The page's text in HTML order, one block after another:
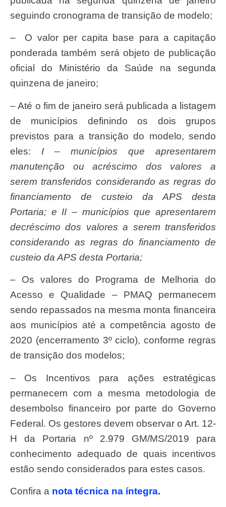
seguindo cronograma de transição de modelo;
– O valor per capita base para a capitação
ponderada também será objeto de publicação
oficial do Ministério da Saúde na segunda
quinzena de janeiro;
– Até o fim de janeiro será publicada a listagem
de municípios definindo os dois grupos
previstos para a transição do modelo, sendo
eles: I – municípios que apresentarem
manutenção ou acréscimo dos valores a
serem transferidos considerando as regras do
financiamento de custeio da APS desta
Portaria; e II – municípios que apresentarem
decréscimo dos valores a serem transferidos
considerando as regras do financiamento de
custeio da APS desta Portaria;
– Os valores do Programa de Melhoria do
Acesso e Qualidade – PMAQ permanecem
sendo repassados na mesma monta financeira
aos municípios até a competência agosto de
2020 (encerramento 3º ciclo), conforme regras
de transição dos modelos;
– Os Incentivos para ações estratégicas
permanecem com a mesma metodologia de
desembolso financeiro por parte do Governo
Federal. Os gestores devem observar o Art. 12-
H da Portaria nº 2.979 GM/MS/2019 para
conhecimento adequado de quais incentivos
estão sendo considerados para estes casos.
Confira a nota técnica na íntegra.